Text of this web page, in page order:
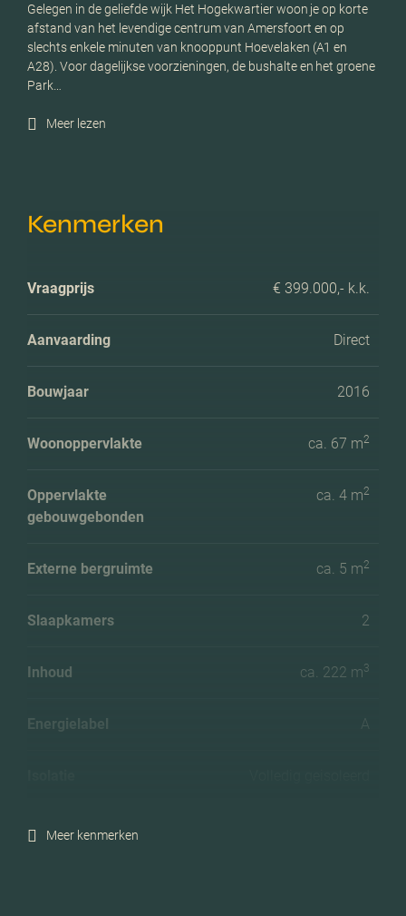
Gelegen in de geliefde wijk Het Hogekwartier woon je op korte
afstand van het levendige centrum van Amersfoort en op
slechts enkele minuten van knooppunt Hoevelaken (A1 en
A28). Voor dagelijkse voorzieningen, de bushalte en het groene
Park…
Meer lezen
Kenmerken
Vraagprijs € 399.000,- k.k.
Aanvaarding Direct
Bouwjaar 2016
Woonoppervlakte ca. 67 m2
Oppervlakte
gebouwgebonden
ca. 4 m2
Externe bergruimte ca. 5 m2
Slaapkamers 2
Inhoud ca. 222 m3
Energielabel A
Verwarming
Meer kenmerken